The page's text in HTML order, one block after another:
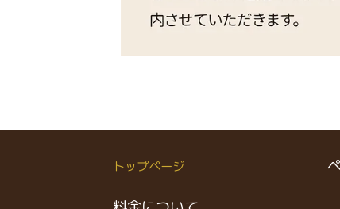
トップページ